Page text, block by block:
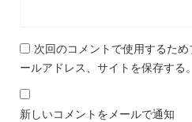
次回のコメントで使用するた
ールアドレス、サイトを保存する。
新しいコメントをメールで通知